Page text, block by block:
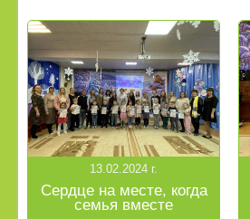
13.02.2024 г.
Сердце на месте, когда
семья вместе